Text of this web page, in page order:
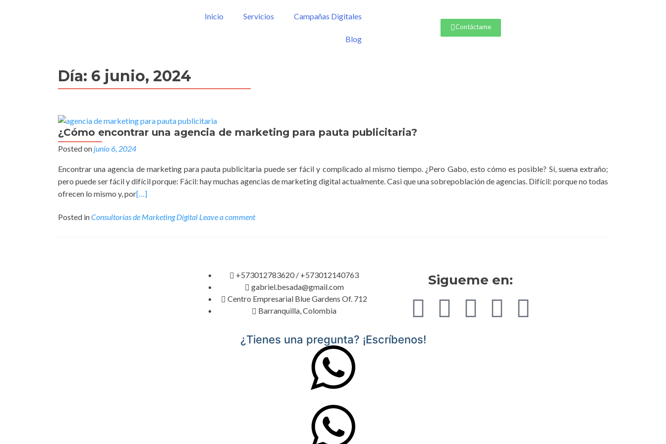
Inicio Servicios Campañas Digitales
Blog
Contáctame
Día: 6 junio, 2024
¿Cómo encontrar una agencia de marketing para pauta publicitaria?
Posted on junio 6, 2024
Encontrar una agencia de marketing para pauta publicitaria puede ser fácil y complicado al mismo tiempo. ¿Pero Gabo, esto cómo es posible? Sí, suena extraño;
pero puede ser fácil y difícil porque: Fácil: hay muchas agencias de marketing digital actualmente. Casi que una sobrepoblación de agencias. Difícil: porque no todas
ofrecen lo mismo y, por[…]
Posted inConsultorías de Marketing Digital Leave a comment
+573012783620 / +573012140763
gabriel.besada@gmail.com
Centro Empresarial Blue Gardens Of. 712
Barranquilla, Colombia
Sigueme en:
¿Tienes una pregunta? ¡Escríbenos!